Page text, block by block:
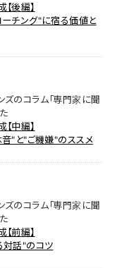
後編】
チング"に宿る価値と
ズのコラム「専門家に聞
中編】
音"と"ご機嫌"のススメ
ズのコラム「専門家に聞
前編】
対話"のコツ